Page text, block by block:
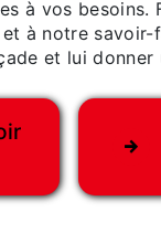
à vos besoins.
à notre savoir-
et lui donner